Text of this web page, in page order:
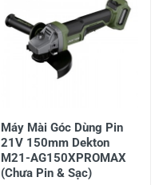
Máy Mài Góc Dùng Pin
21V 150mm Dekton
M21-AG150XPROMAX
(Chưa Pin & Sạc)